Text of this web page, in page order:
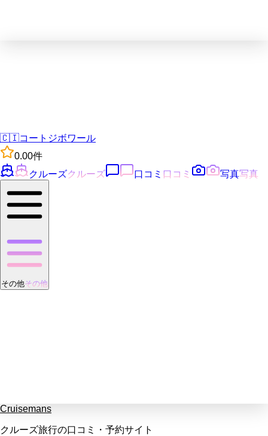
🇨🇮コートジボワール
0.00件
クルーズクルーズ 口コミ 口コミ 写真写真
その他その他
Cruisemans
クルーズ旅行の口コミ・予約サイト